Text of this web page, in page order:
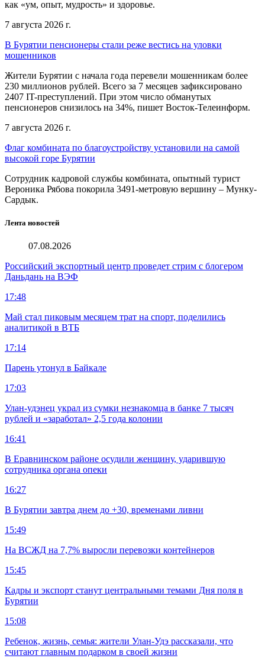
как «ум, опыт, мудрость» и здоровье.
7 августа 2026 г.
В Бурятии пенсионеры стали реже вестись на уловки
мошенников
Жители Бурятии с начала года перевели мошенникам более
230 миллионов рублей. Всего за 7 месяцев зафиксировано
2407 IT-преступлений. При этом число обманутых
пенсионеров снизилось на 34%, пишет Восток-Телеинформ.
7 августа 2026 г.
Флаг комбината по благоустройству установили на самой
высокой горе Бурятии
Сотрудник кадровой службы комбината, опытный турист
Вероника Рябова покорила 3491-метровую вершину – Мунку-
Сардык.
Лента новостей
07.08.2026
Российский экспортный центр проведет стрим с блогером
Даньдань на ВЭФ
17:48
Май стал пиковым месяцем трат на спорт, поделились
аналитикой в ВТБ
17:14
Парень утонул в Байкале
17:03
Улан-удэнец украл из сумки незнакомца в банке 7 тысяч
рублей и «заработал» 2,5 года колонии
16:41
В Еравнинском районе осудили женщину, ударившую
сотрудника органа опеки
16:27
В Бурятии завтра днем до +30, временами ливни
15:49
На ВСЖД на 7,7% выросли перевозки контейнеров
15:45
Кадры и экспорт станут центральными темами Дня поля в
Бурятии
15:08
Ребенок, жизнь, семья: жители Улан-Удэ рассказали, что
считают главным подарком в своей жизни